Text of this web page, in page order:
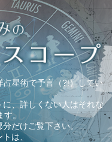
星術で予言（?!）してい
、詳しくない人はそれな
。
だけご覧下さい。
トは、